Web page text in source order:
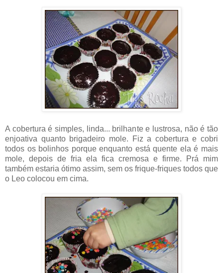
A cobertura é simples, linda... brilhante e lustrosa, não é tão
enjoativa quanto brigadeiro mole. Fiz a cobertura e cobri
todos os bolinhos porque enquanto está quente ela é mais
mole, depois de fria ela fica cremosa e firme. Prá mim
também estaria ótimo assim, sem os frique-friques todos que
o Leo colocou em cima.